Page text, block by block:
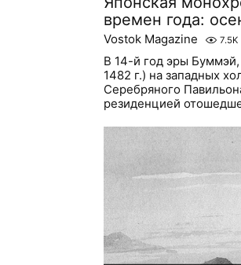
времен года:
Vostok Magazine 7.5K
В 14-й год эры
1482 г.) на западных
Серебряного
резиденцией